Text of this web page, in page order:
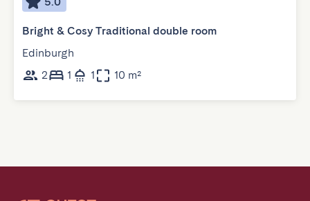
Bright & Cosy Traditional double room
Edinburgh
2
1 1 10 m²